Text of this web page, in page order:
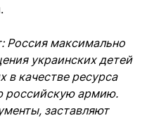
Россия максимально
украинских детей
в качестве ресурса
российскую армию.
заставляют